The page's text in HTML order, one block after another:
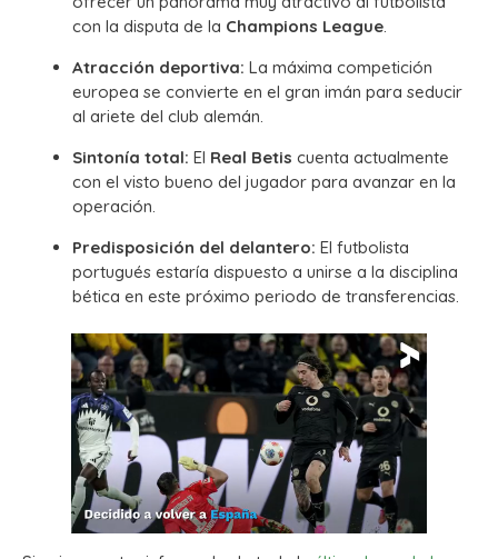
con la disputa de la Champions League.
Atracción deportiva: La máxima competición
europea se convierte en el gran imán para seducir
al ariete del club alemán.
Sintonía total: El Real Betis cuenta actualmente
con el visto bueno del jugador para avanzar en la
operación.
Predisposición del delantero: El futbolista
portugués estaría dispuesto a unirse a la disciplina
bética en este próximo periodo de transferencias.